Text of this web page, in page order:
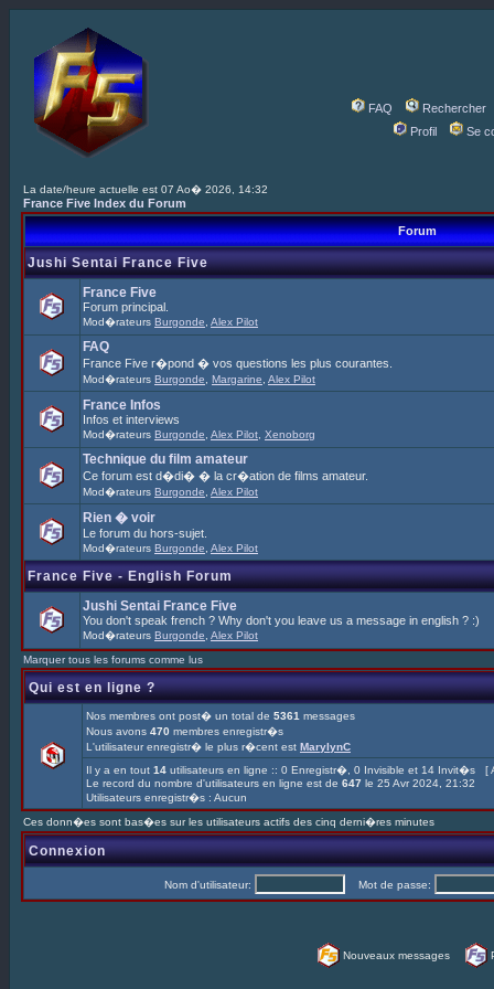
FAQ
Rechercher
Profil
Se
La date/heure actuelle est 07 Ao� 2026, 14:32
France Five Index du Forum
Forum
Jushi Sentai France Five
France Five
Forum principal.
Mod�rateurs Burgonde Alex Pilot
FAQ
France Five r�pond � vos questions les plus courantes.
Mod�rateurs Burgonde Margarine Alex Pilot
France Infos
Infos et interviews
Mod�rateurs Burgonde Alex Pilot Xenoborg
Technique du film amateur
Ce forum est d�di� � la cr�ation de films amateur.
Mod�rateurs Burgonde Alex Pilot
Rien � voir
Le forum du hors-sujet.
Mod�rateurs Burgonde Alex Pilot
France Five - English Forum
Jushi Sentai France Five
You don't speak french ? Why don't you leave us a message in english ? :)
Mod�rateurs Burgonde Alex Pilot
Marquer tous les forums comme lus
Qui est en ligne ?
Nos membres ont post� un total de 5361 messages
Nous avons 470 membres enregistr�s
L'utilisateur enregistr� le plus r�cent est MarylynC
Il y a en tout 14 utilisateurs en ligne :: 0 Enregistr�, 0 Invisible et 14 Invit�s [
Le record du nombre d'utilisateurs en ligne est de 647 le 25 Avr 2024, 21:32
Utilisateurs enregistr�s : Aucun
Ces donn�es sont bas�es sur les utilisateurs actifs des cinq derni�res minutes
Connexion
Nom d'utilisateur: Mot de passe:
Nouveaux messages